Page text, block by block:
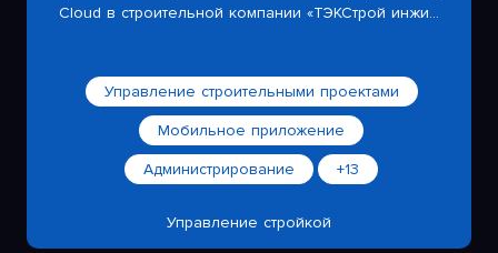
Cloud в строительной компании «ТЭКСтрой инжи...
Управление строительными проектами
Мобильное приложение
Администрирование +13
Управление стройкой